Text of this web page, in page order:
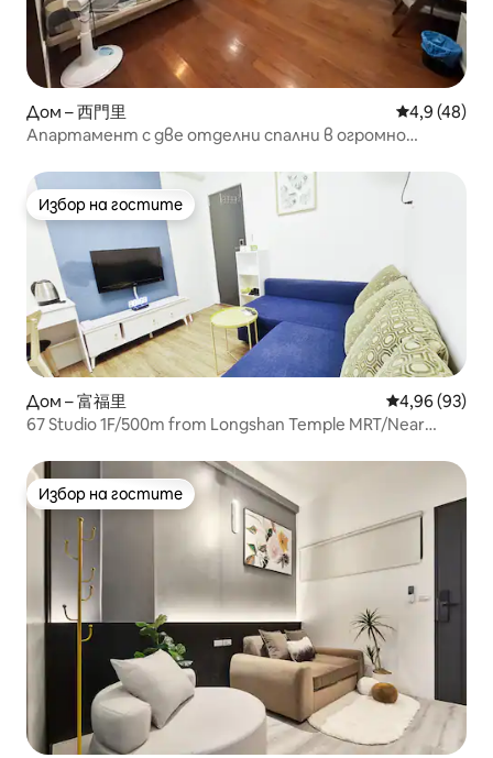
Дом – 西門里 Средна
4,9 (48)
Апартамент с две отделни спални в огромно
асансьор (близо до метрото/нощния пазар в
Симентинг/пералня/прозорец с изглед)
Избор на гостите
Избор на гостите
Дом – 富福里 Средна
4,96 (93)
67 Studio 1F/500m from Longshan Temple MRT/Near
Storage/1st Floor Free Ladder
Избор на гостите
Избор на гостите